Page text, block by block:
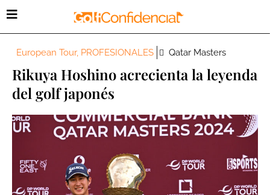
European Tour, PROFESIONALES Qatar Masters
Rikuya Hoshino acrecienta la leyenda
del golf japonés